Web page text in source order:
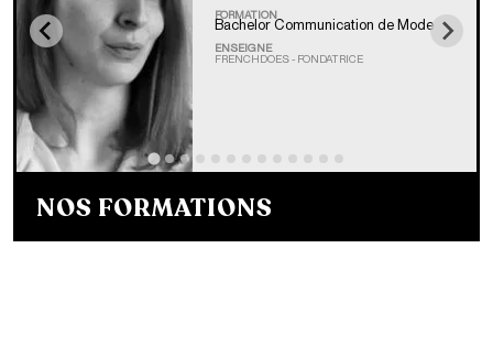
FORMATION
Bachelor Communication de Mode
ENSEIGNE
FRENCHDOES - FONDATRICE
NOS FORMATIONS
Bachelor Designer de mode